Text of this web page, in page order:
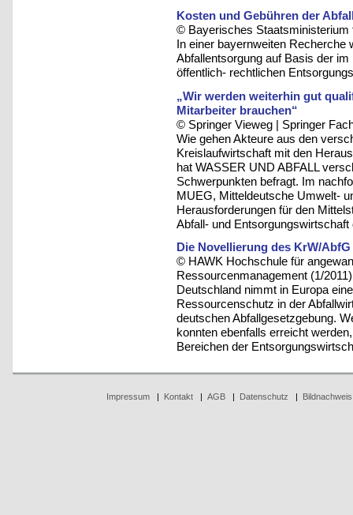
Kosten und Gebühren der
© Bayerisches Staatsministerium
In einer bayernweiten Recherche
Abfallentsorgung auf Basis der
öffentlich- rechtlichen
„Wir werden weiterhin gut
Mitarbeiter brauchen“
© Springer Vieweg | Springer
Wie gehen Akteure aus den
Kreislaufwirtschaft mit den
hat WASSER UND ABFALL
Schwerpunkten befragt. Im
MUEG, Mitteldeutsche Umwelt-
Herausforderungen für den
Abfall- und
Die Novellierung des KrW/
© HAWK Hochschule für
Ressourcenmanagement (1/2011)
Deutschland nimmt in Europa
Ressourcenschutz in der
deutschen Abfallgesetzgebung.
konnten ebenfalls erreicht
Bereichen der
Impressum| Kontakt| AGB| Datenschutz Bildnachweis